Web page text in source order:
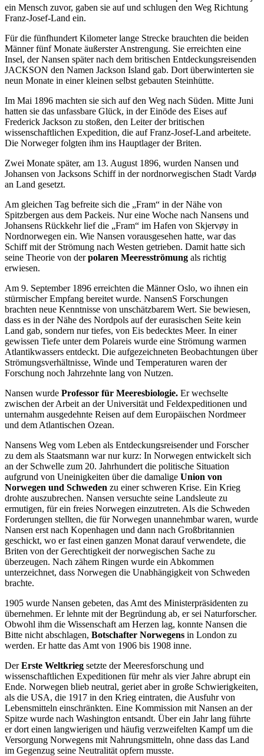
ein Mensch zuvor, gaben sie auf und schlugen den Weg Richtung
Franz-Josef-Land ein.
Für die fünfhundert Kilometer lange Strecke brauchten die beiden
Männer fünf Monate äußerster Anstrengung. Sie erreichten eine
Insel, der Nansen später nach dem britischen Entdeckungsreisenden
JACKSON den Namen Jackson Island gab. Dort überwinterten sie
neun Monate in einer kleinen selbst gebauten Steinhütte.
Im Mai 1896 machten sie sich auf den Weg nach Süden. Mitte Juni
hatten sie das unfassbare Glück, in der Einöde des Eises auf
Frederick Jackson zu stoßen, den Leiter der britischen
wissenschaftlichen Expedition, die auf Franz-Josef-Land arbeitete.
Die Norweger folgten ihm ins Hauptlager der Briten.
Zwei Monate später, am 13. August 1896, wurden Nansen und
Johansen von Jacksons Schiff in der nordnorwegischen Stadt Vardø
an Land gesetzt.
Am gleichen Tag befreite sich die „Fram“ in der Nähe von
Spitzbergen aus dem Packeis. Nur eine Woche nach Nansens und
Johansens Rückkehr lief die „Fram“ im Hafen von Skjervøy in
Nordnorwegen ein. Wie Nansen vorausgesehen hatte, war das
Schiff mit der Strömung nach Westen getrieben. Damit hatte sich
seine Theorie von derpolaren Meeresströmung als richtig
erwiesen.
Am 9. September 1896 erreichten die Männer Oslo, wo ihnen ein
stürmischer Empfang bereitet wurde. NansenS Forschungen
brachten neue Kenntnisse von unschätzbarem Wert. Sie bewiesen,
dass es in der Nähe des Nordpols auf der eurasischen Seite kein
Land gab, sondern nur tiefes, von Eis bedecktes Meer. In einer
gewissen Tiefe unter dem Polareis wurde eine Strömung warmen
Atlantikwassers entdeckt. Die aufgezeichneten Beobachtungen über
Strömungsverhältnisse, Winde und Temperaturen waren der
Forschung noch Jahrzehnte lang von Nutzen.
Nansen wurde Professor für Meeresbiologie. Er wechselte
zwischen der Arbeit an der Universität und Feldexpeditionen und
unternahm ausgedehnte Reisen auf dem Europäischen Nordmeer
und dem Atlantischen Ozean.
Nansens Weg vom Leben als Entdeckungsreisender und Forscher
zu dem als Staatsmann war nur kurz: In Norwegen entwickelt sich
an der Schwelle zum 20. Jahrhundert die politische Situation
aufgrund von Uneinigkeiten über die damalige Union von
Norwegen und Schweden zu einer schweren Krise. Ein Krieg
drohte auszubrechen. Nansen versuchte seine Landsleute zu
ermutigen, für ein freies Norwegen einzutreten. Als die Schweden
Forderungen stellten, die für Norwegen unannehmbar waren, wurde
Nansen erst nach Kopenhagen und dann nach Großbritannien
geschickt, wo er fast einen ganzen Monat darauf verwendete, die
Briten von der Gerechtigkeit der norwegischen Sache zu
überzeugen. Nach zähem Ringen wurde ein Abkommen
unterzeichnet, dass Norwegen die Unabhängigkeit von Schweden
brachte.
1905 wurde Nansen gebeten, das Amt des Ministerpräsidenten zu
übernehmen. Er lehnte mit der Begründung ab, er sei Naturforscher.
Obwohl ihm die Wissenschaft am Herzen lag, konnte Nansen die
Bitte nicht abschlagen, Botschafter Norwegens in London zu
werden. Er hatte das Amt von 1906 bis 1908 inne.
DerErste Weltkrieg setzte der Meeresforschung und
wissenschaftlichen Expeditionen für mehr als vier Jahre abrupt ein
Ende. Norwegen blieb neutral, geriet aber in große Schwierigkeiten,
als die USA, die 1917 in den Krieg eintraten, die Ausfuhr von
Lebensmitteln einschränkten. Eine Kommission mit Nansen an der
Spitze wurde nach Washington entsandt. Über ein Jahr lang führte
er dort einen langwierigen und häufig verzweifelten Kampf um die
Versorgung Norwegens mit Nahrungsmitteln, ohne dass das Land
im Gegenzug seine Neutralität opfern musste.